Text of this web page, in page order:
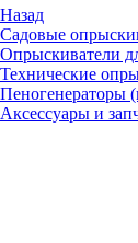
Назад
Садовые
Опрыскиватели
Технические
Пеногенераторы
Аксессуары и